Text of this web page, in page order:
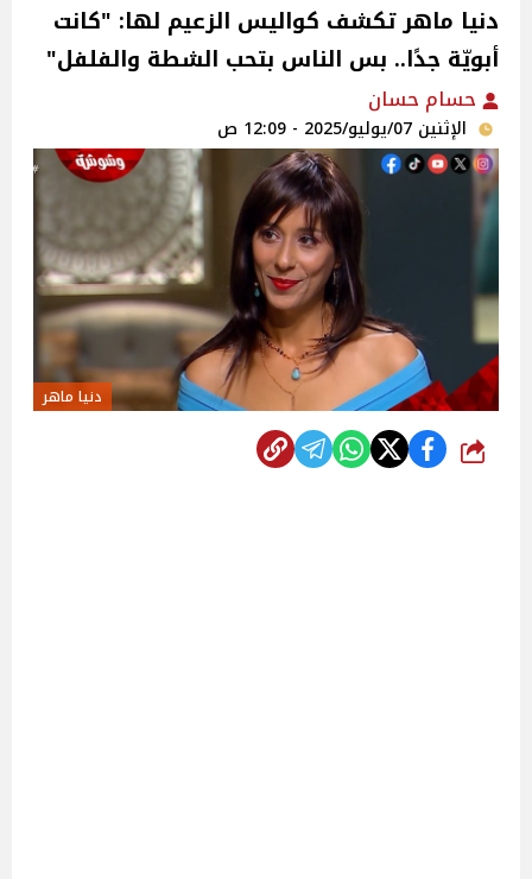
دنيا ماهر تكشف كواليس الزعيم لها: "كانت
أبويّة جدًا.. بس الناس بتحب الشطة والفلفل"‎
حسام حسان
الإثنين 07/يوليو/2025 - 12:09 ص
دنيا ماهر
شارك